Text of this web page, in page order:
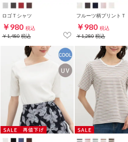
ロゴＴシャツ
￥980 税込
￥1,480税込
フルーツ柄プリントＴ
￥980 税込
￥1,280税込